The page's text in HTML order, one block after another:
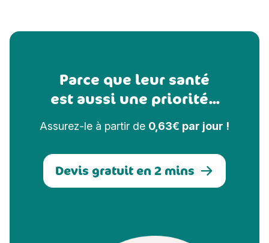
Parce que leur santé
est aussi une priorité...
Assurez-le à partir de 0,63€ par jour !
Devis gratuit en 2 mins